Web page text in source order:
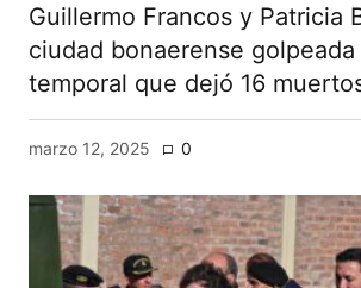
Guillermo Francos y Patricia
ciudad bonaerense
temporal que dejó 16
marzo 12, 2025 0